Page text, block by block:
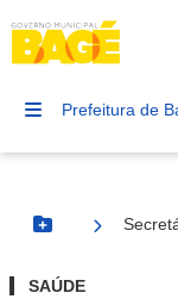
Prefeitura de
Botão Menu
SAÚDE